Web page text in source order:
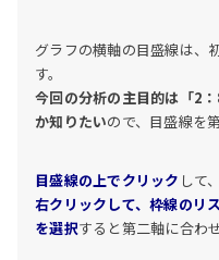
グラフの横軸の目盛線は、
す。
今回の分析の主目的は「2
か知りたいので、目盛線を
目盛線の上でクリック して
右クリックして、枠線のリ
を選択すると第二軸に合わ